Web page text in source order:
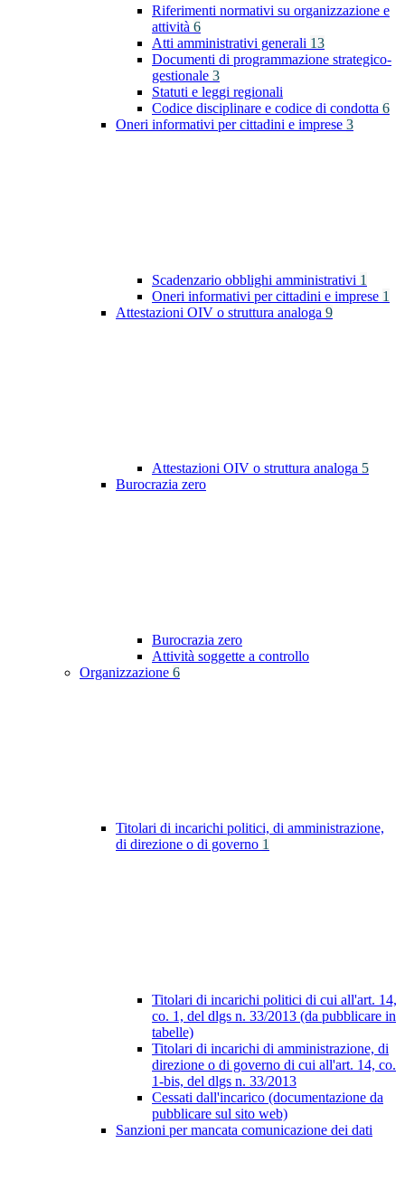
Riferimenti normativi su organizzazione e
attività 6
Atti amministrativi generali 13
Documenti di programmazione strategico-
gestionale 3
Statuti e leggi regionali
Codice disciplinare e codice di condotta 6
Oneri informativi per cittadini e imprese 3
Scadenzario obblighi amministrativi 1
Oneri informativi per cittadini e imprese 1
Attestazioni OIV o struttura analoga 9
Attestazioni OIV o struttura analoga 5
Burocrazia zero
Burocrazia zero
Attività soggette a controllo
Organizzazione 6
Titolari di incarichi politici, di amministrazione,
di direzione o di governo 1
Titolari di incarichi politici di cui all'art. 14,
co. 1, del dlgs n. 33/2013 (da pubblicare in
tabelle)
Titolari di incarichi di amministrazione, di
direzione o di governo di cui all'art. 14, co.
1-bis, del dlgs n. 33/2013
Cessati dall'incarico (documentazione da
pubblicare sul sito web)
Sanzioni per mancata comunicazione dei dati